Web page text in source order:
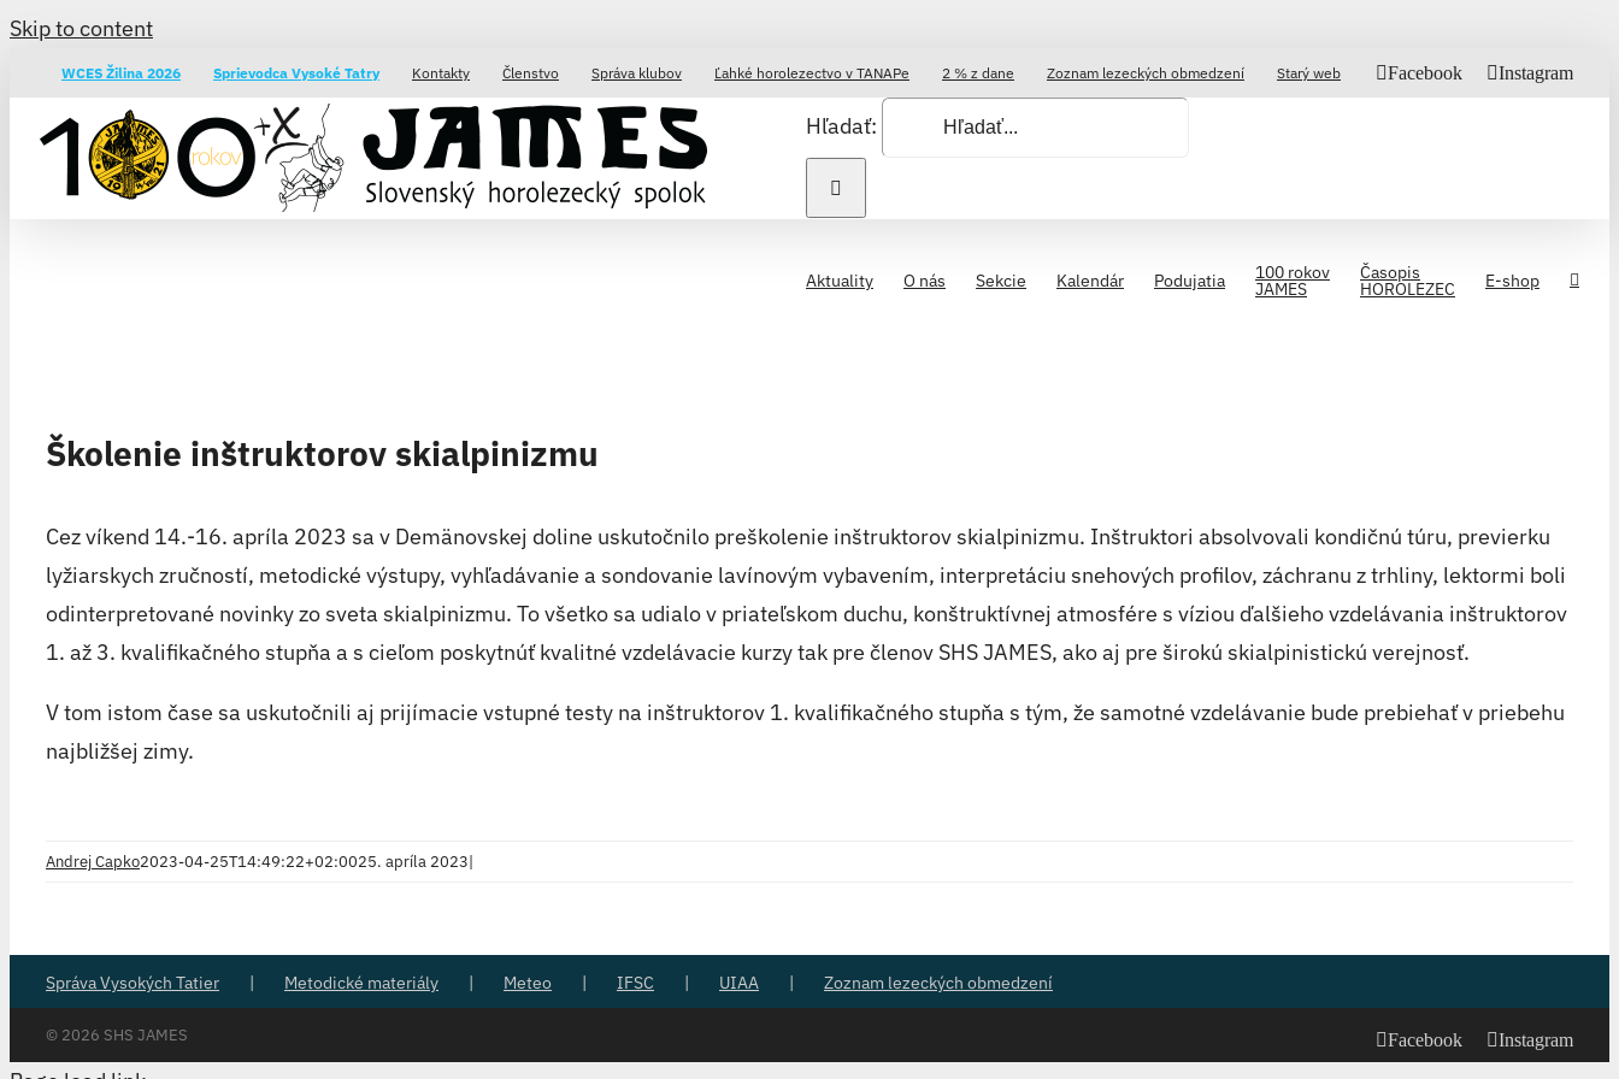
Skip to content
WCES Žilina 2026 Sprievodca Vysoké Tatry Kontakty Členstvo Správa klubov Ľahké horolezectvo v TANAPe 2 % z dane Zoznam lezeckých obmedzení Starý web Facebook Instagram
Hľadať:
Aktuality O nás Sekcie Kalendár Podujatia 100 rokov
JAMES
Časopis
HOROLEZEC E-shop
Školenie inštruktorov skialpinizmu
Cez víkend 14.-16. apríla 2023 sa v Demänovskej doline uskutočnilo preškolenie inštruktorov skialpinizmu. Inštruktori absolvovali kondičnú túru, previerku
lyžiarskych zručností, metodické výstupy, vyhľadávanie a sondovanie lavínovým vybavením, interpretáciu snehových profilov, záchranu z trhliny, lektormi boli
odinterpretované novinky zo sveta skialpinizmu. To všetko sa udialo v priateľskom duchu, konštruktívnej atmosfére s víziou ďalšieho vzdelávania inštruktorov
1. až 3. kvalifikačného stupňa a s cieľom poskytnúť kvalitné vzdelávacie kurzy tak pre členov SHS JAMES, ako aj pre širokú skialpinistickú verejnosť.
V tom istom čase sa uskutočnili aj prijímacie vstupné testy na inštruktorov 1. kvalifikačného stupňa s tým, že samotné vzdelávanie bude prebiehať v priebehu
najbližšej zimy.
Andrej Capko2023-04-25T14:49:22+02:0025. apríla 2023|
Správa Vysokých Tatier Metodické materiály Meteo IFSC UIAA Zoznam lezeckých obmedzení
© 2026 SHS JAMES Facebook Instagram